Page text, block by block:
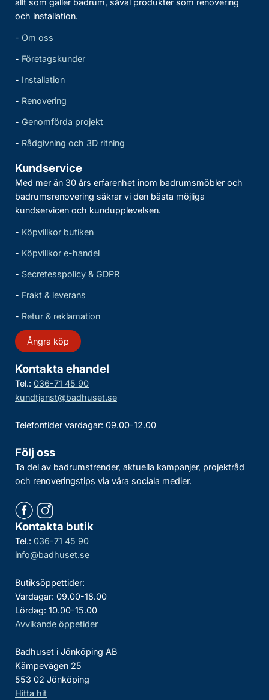
och installation.
- Om oss
- Företagskunder
- Installation
- Renovering
- Genomförda projekt
- Rådgivning och 3D ritning
Kundservice
Med mer än 30 års erfarenhet inom badrumsmöbler och
badrumsrenovering säkrar vi den bästa möjliga
kundservicen och kundupplevelsen.
- Köpvillkor butiken
- Köpvillkor e-handel
- Secretesspolicy & GDPR
- Frakt & leverans
- Retur & reklamation
Ångra köp
Kontakta ehandel
Tel.: 036-71 45 90
kundtjanst@badhuset.se
Telefontider vardagar: 09.00-12.00
Följ oss
Ta del av badrumstrender, aktuella kampanjer, projektråd
och renoveringstips via våra sociala medier.
Kontakta butik
Tel.: 036-71 45 90
info@badhuset.se
Butiksöppettider:
Vardagar: 09.00-18.00
Lördag: 10.00-15.00
Avvikande öppetider
Badhuset i Jönköping AB
Kämpevägen 25
553 02 Jönköping
Hitta hit